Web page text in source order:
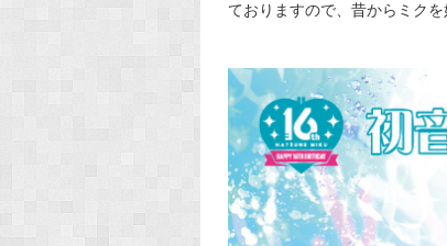
ておりますので、昔からミク